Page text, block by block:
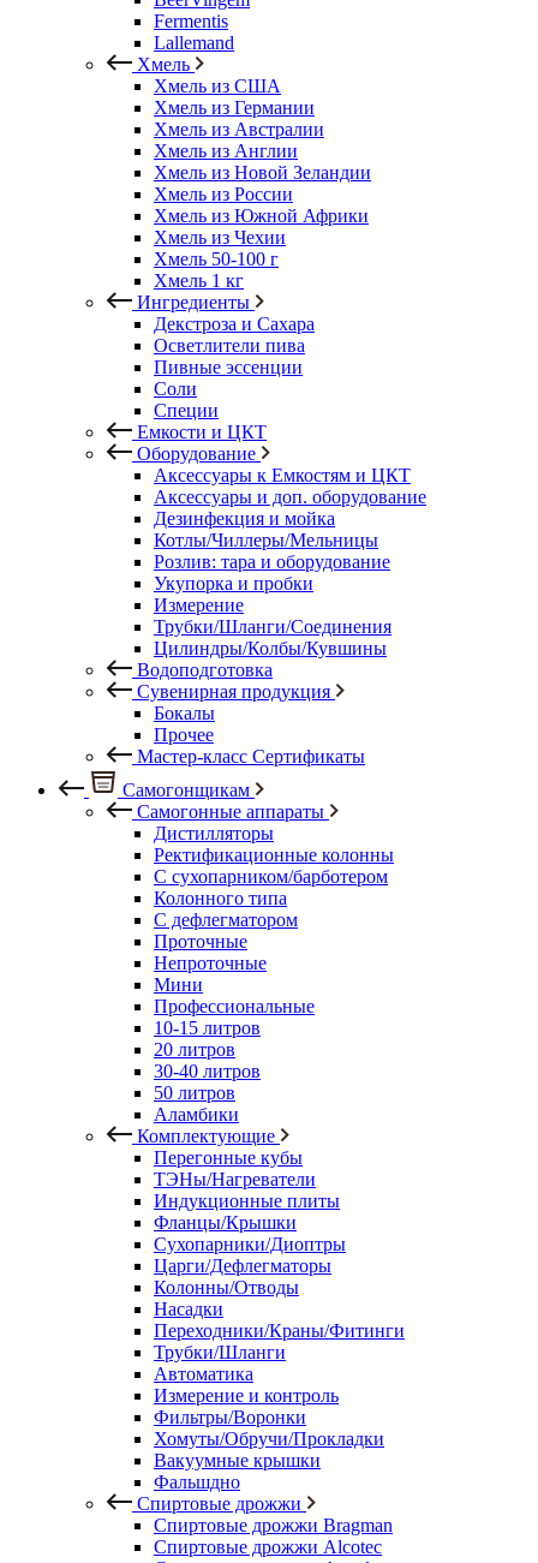
Fermentis
Lallemand
Хмель
Хмель из США
Хмель из Германии
Хмель из Австралии
Хмель из Англии
Хмель из Новой Зеландии
Хмель из России
Хмель из Южной Африки
Хмель из Чехии
Хмель 50-100 г
Хмель 1 кг
Ингредиенты
Декстроза и Сахара
Осветлители пива
Пивные эссенции
Соли
Специи
Емкости и ЦКТ
Оборудование
Аксессуары к Емкостям и ЦКТ
Аксессуары и доп. оборудование
Дезинфекция и мойка
Котлы/Чиллеры/Мельницы
Розлив: тара и оборудование
Укупорка и пробки
Измерение
Трубки/Шланги/Соединения
Цилиндры/Колбы/Кувшины
Водоподготовка
Сувенирная продукция
Бокалы
Прочее
Мастер-класс Сертификаты
Самогонщикам
Самогонные аппараты
Дистилляторы
Ректификационные колонны
С сухопарником/барботером
Колонного типа
С дефлегматором
Проточные
Непроточные
Мини
Профессиональные
10-15 литров
20 литров
30-40 литров
50 литров
Аламбики
Комплектующие
Перегонные кубы
ТЭНы/Нагреватели
Индукционные плиты
Фланцы/Крышки
Сухопарники/Диоптры
Царги/Дефлегматоры
Колонны/Отводы
Насадки
Переходники/Краны/Фитинги
Трубки/Шланги
Автоматика
Измерение и контроль
Фильтры/Воронки
Хомуты/Обручи/Прокладки
Вакуумные крышки
Фальшдно
Спиртовые дрожжи
Спиртовые дрожжи Bragman
Спиртовые дрожжи Alcotec